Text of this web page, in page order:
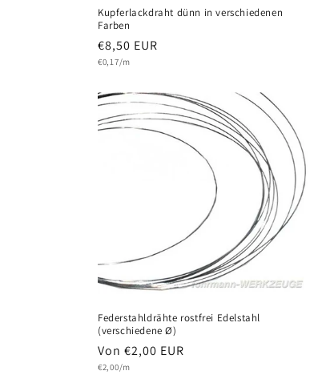
Kupferlackdraht dünn in verschiedenen
Farben
Normaler
Preis
€8,50 EUR
Grundpreis
€0,17/m
Federstahldrähte rostfrei Edelstahl
(verschiedene Ø)
Normaler
Preis
Von €2,00 EUR
Grundpreis
€2,00/m